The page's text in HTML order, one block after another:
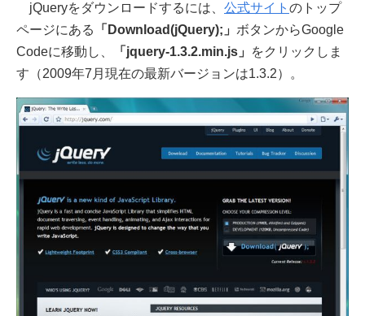
jQueryをダウンロードするには、 公式サイト のトップ
ページにある
「Download(jQuery);」 ボタンからGoogle
Codeに移動し、
「jquery-1.3.2.min.js」
をクリックしま
す（2009年7月現在の最新バージョンは1.3.2）。